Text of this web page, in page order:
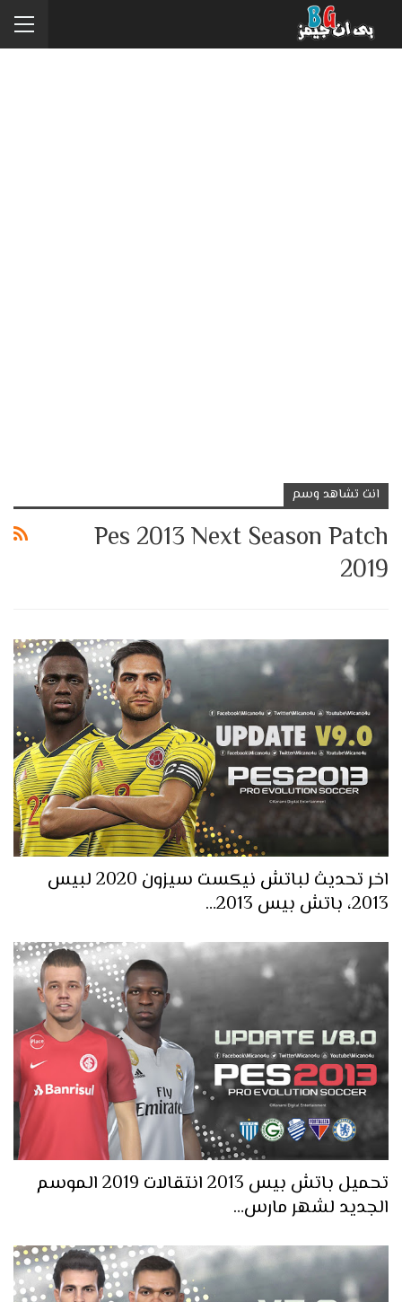
انت تشاهد وسم
Pes 2013 Next Season Patch
2019
اخر تحديث لباتش نيكست سيزون 2020 لبيس
2013، باتش بيس 2013…
تحميل باتش بيس 2013 انتقالات 2019 الموسم
الجديد لشهر مارس…